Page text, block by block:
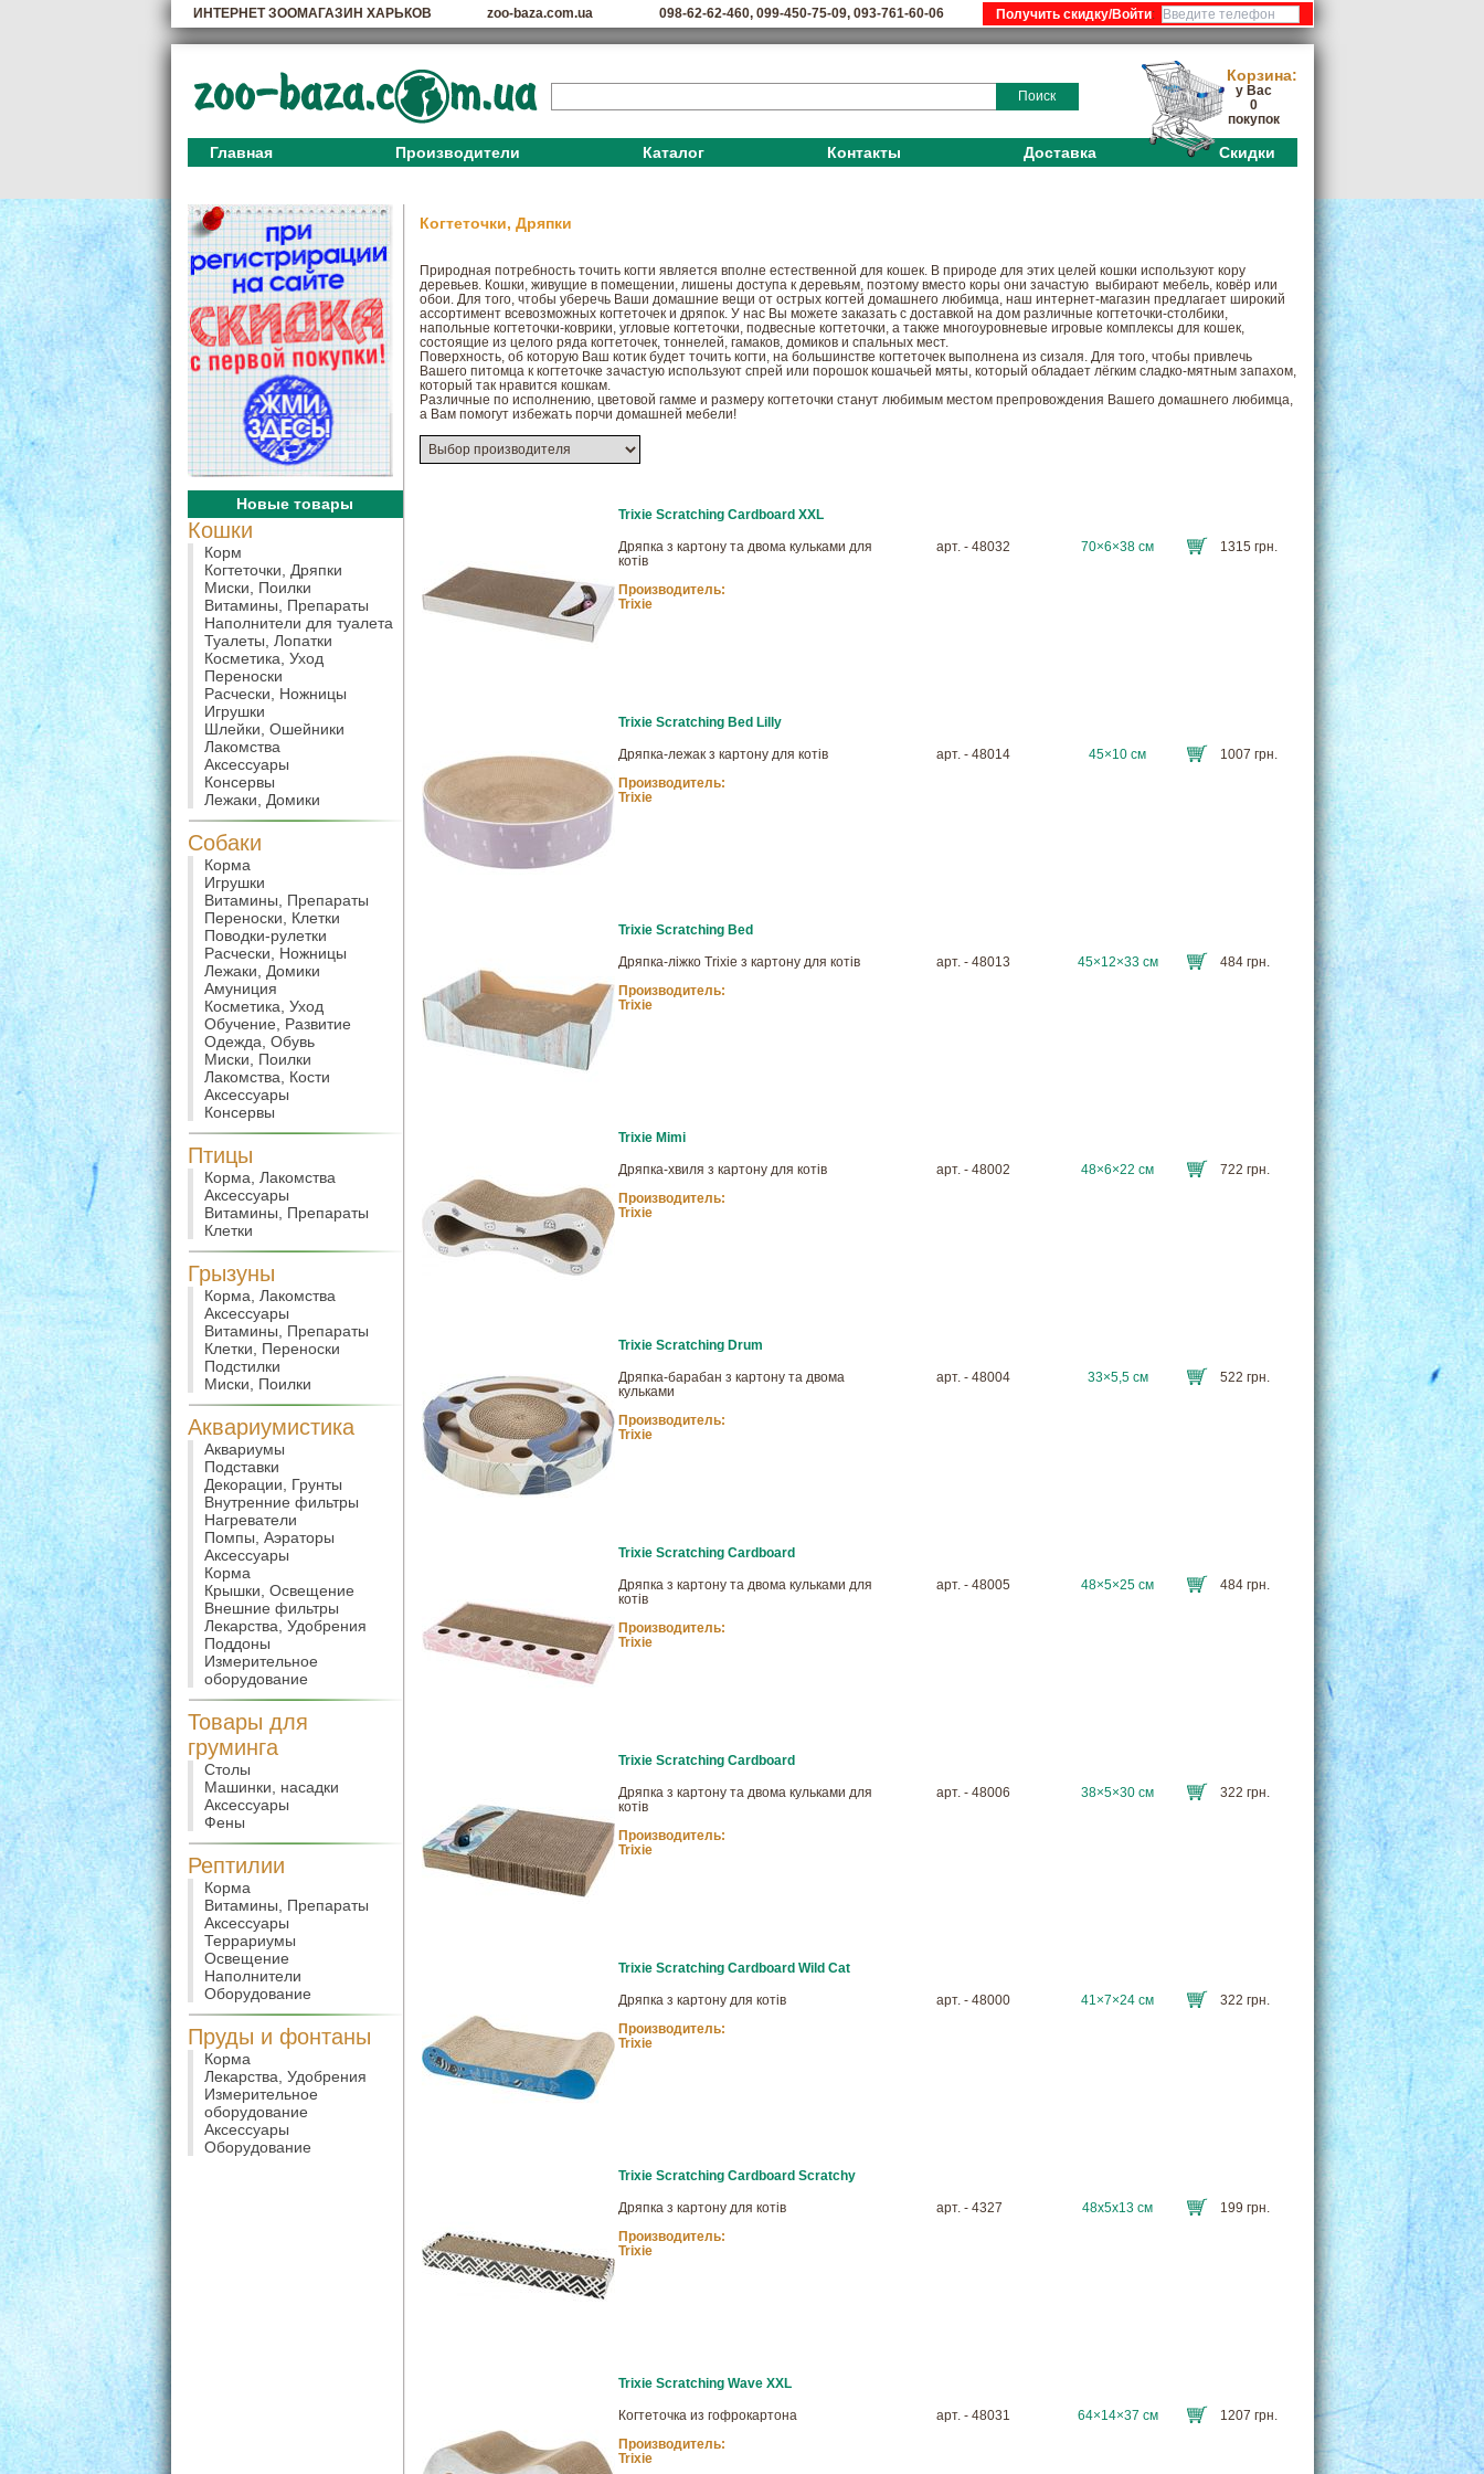
ИНТЕРНЕТ ЗООМАГАЗИН ХАРЬКОВ zoo-baza.com.ua 098-62-62-460, 099-450-75-09, 093-761-60-06 :
Поиск
Корзина:
у Вас
0
покупок
Главная Производители Каталог Контакты Доставка Скидки
Новые товары
Кошки
Корм
Когтеточки, Дряпки
Миски, Поилки
Витамины, Препараты
Наполнители для туалета
Туалеты, Лопатки
Косметика, Уход
Переноски
Расчески, Ножницы
Игрушки
Шлейки, Ошейники
Лакомства
Аксессуары
Консервы
Лежаки, Домики
Собаки
Корма
Игрушки
Витамины, Препараты
Переноски, Клетки
Поводки-рулетки
Расчески, Ножницы
Лежаки, Домики
Амуниция
Косметика, Уход
Обучение, Развитие
Одежда, Обувь
Миски, Поилки
Лакомства, Кости
Аксессуары
Консервы
Птицы
Корма, Лакомства
Аксессуары
Витамины, Препараты
Клетки
Грызуны
Корма, Лакомства
Аксессуары
Витамины, Препараты
Клетки, Переноски
Подстилки
Миски, Поилки
Аквариумистика
Аквариумы
Подставки
Декорации, Грунты
Внутренние фильтры
Нагреватели
Помпы, Аэраторы
Аксессуары
Корма
Крышки, Освещение
Внешние фильтры
Лекарства, Удобрения
Поддоны
Измерительное
оборудование
Товары для
груминга
Столы
Машинки, насадки
Аксессуары
Фены
Рептилии
Корма
Витамины, Препараты
Аксессуары
Террариумы
Освещение
Наполнители
Оборудование
Пруды и фонтаны
Корма
Лекарства, Удобрения
Измерительное
оборудование
Аксессуары
Оборудование
Когтеточки, Дряпки
Природная потребность точить когти является вполне естественной для кошек. В природе для этих целей кошки используют кору
деревьев. Кошки, живущие в помещении, лишены доступа к деревьям, поэтому вместо коры они зачастую выбирают мебель, ковёр или
обои. Для того, чтобы уберечь Ваши домашние вещи от острых когтей домашнего любимца, наш интернет-магазин предлагает широкий
ассортимент всевозможных когтеточек и дряпок. У нас Вы можете заказать с доставкой на дом различные когтеточки-столбики,
напольные когтеточки-коврики, угловые когтеточки, подвесные когтеточки, а также многоуровневые игровые комплексы для кошек,
состоящие из целого ряда когтеточек, тоннелей, гамаков, домиков и спальных мест.
Поверхность, об которую Ваш котик будет точить когти, на большинстве когтеточек выполнена из сизаля. Для того, чтобы привлечь
Вашего питомца к когтеточке зачастую используют спрей или порошок кошачьей мяты, который обладает лёгким сладко-мятным запахом,
который так нравится кошкам.
Различные по исполнению, цветовой гамме и размеру когтеточки станут любимым местом препровождения Вашего домашнего любимца,
а Вам помогут избежать порчи домашней мебели!
Trixie Scratching Cardboard XXL
Дряпка з картону та двома кульками для
котів
Производитель:
Trixie
арт. - 48032 70×6×38 см 1315 грн.
Trixie Scratching Bed Lilly
Дряпка-лежак з картону для котів
Производитель:
Trixie
арт. - 48014 45×10 см 1007 грн.
Trixie Scratching Bed
Дряпка-ліжко Trixie з картону для котів
Производитель:
Trixie
арт. - 48013 45×12×33 см 484 грн.
Trixie Mimi
Дряпка-хвиля з картону для котів
Производитель:
Trixie
арт. - 48002 48×6×22 см 722 грн.
Trixie Scratching Drum
Дряпка-барабан з картону та двома
кульками
Производитель:
Trixie
арт. - 48004 33×5,5 см 522 грн.
Trixie Scratching Cardboard
Дряпка з картону та двома кульками для
котів
Производитель:
Trixie
арт. - 48005 48×5×25 см 484 грн.
Trixie Scratching Cardboard
Дряпка з картону та двома кульками для
котів
Производитель:
Trixie
арт. - 48006 38×5×30 см 322 грн.
Trixie Scratching Cardboard Wild Cat
Дряпка з картону для котів
Производитель:
Trixie
арт. - 48000 41×7×24 см 322 грн.
Trixie Scratching Cardboard Scratchy
Дряпка з картону для котів
Производитель:
Trixie
арт. - 4327 48х5х13 см 199 грн.
Trixie Scratching Wave XXL
Когтеточка из гофрокартона
Производитель:
Trixie
арт. - 48031 64×14×37 см 1207 грн.